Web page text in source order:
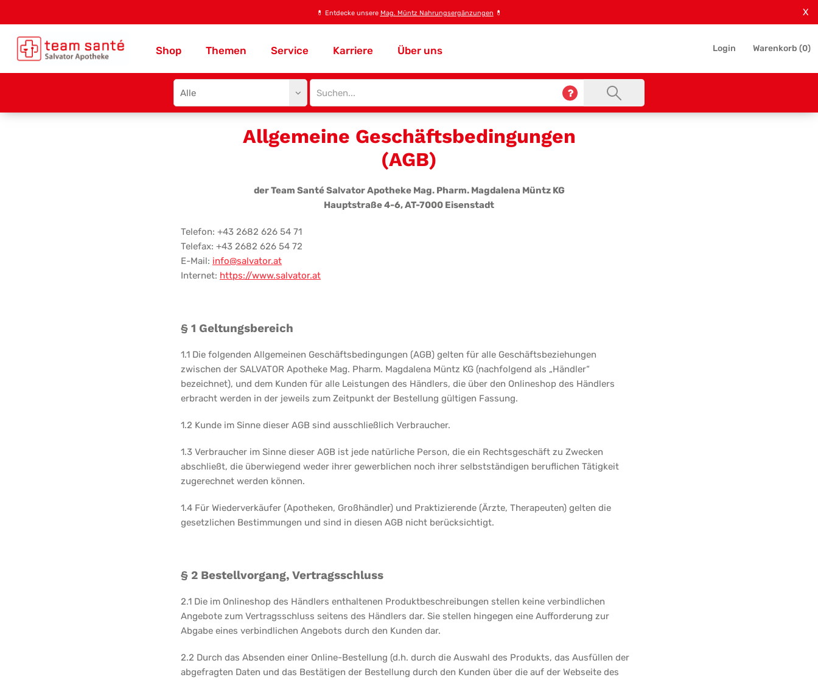
💊 Entdecke unsere Mag. Müntz Nahrungsergänzungen 💊 X
Shop Themen Service Karriere Über uns Login Warenkorb (0)
Search
type
Site
search
Allgemeine Geschäftsbedingungen
(AGB)
der Team Santé Salvator Apotheke Mag. Pharm. Magdalena Müntz KG
Hauptstraße 4-6, AT-7000 Eisenstadt
Telefon: +43 2682 626 54 71
Telefax: +43 2682 626 54 72
E-Mail: info@salvator.at
Internet: https://www.salvator.at
§ 1 Geltungsbereich
1.1 Die folgenden Allgemeinen Geschäftsbedingungen (AGB) gelten für alle Geschäftsbeziehungen
zwischen der SALVATOR Apotheke Mag. Pharm. Magdalena Müntz KG (nachfolgend als „Händler“
bezeichnet), und dem Kunden für alle Leistungen des Händlers, die über den Onlineshop des Händlers
erbracht werden in der jeweils zum Zeitpunkt der Bestellung gültigen Fassung.
1.2 Kunde im Sinne dieser AGB sind ausschließlich Verbraucher.
1.3 Verbraucher im Sinne dieser AGB ist jede natürliche Person, die ein Rechtsgeschäft zu Zwecken
abschließt, die überwiegend weder ihrer gewerblichen noch ihrer selbstständigen beruflichen Tätigkeit
zugerechnet werden können.
1.4 Für Wiederverkäufer (Apotheken, Großhändler) und Praktizierende (Ärzte, Therapeuten) gelten die
gesetzlichen Bestimmungen und sind in diesen AGB nicht berücksichtigt.
§ 2 Bestellvorgang, Vertragsschluss
2.1 Die im Onlineshop des Händlers enthaltenen Produktbeschreibungen stellen keine verbindlichen
Angebote zum Vertragsschluss seitens des Händlers dar. Sie stellen hingegen eine Aufforderung zur
Abgabe eines verbindlichen Angebots durch den Kunden dar.
2.2 Durch das Absenden einer Online-Bestellung (d.h. durch die Auswahl des Produkts, das Ausfüllen der
abgefragten Daten und das Bestätigen der Bestellung durch den Kunden über die auf der Webseite des